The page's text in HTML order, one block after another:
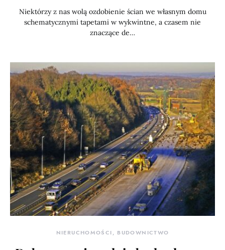
Niektórzy z nas wolą ozdobienie ścian we własnym domu
schematycznymi tapetami w wykwintne, a czasem nie
znaczące de…
NIERUCHOMOŚCI, BUDOWNICTWO